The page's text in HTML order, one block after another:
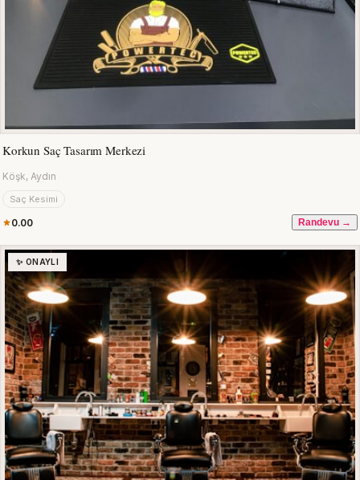
Korkun Saç Tasarım Merkezi
Köşk, Aydın
Saç Kesimi
0.00 Randevu →
✨ ONAYLI